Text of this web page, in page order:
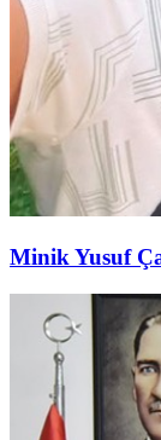
Minik Yusuf